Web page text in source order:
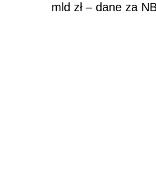
mld zł – dane za